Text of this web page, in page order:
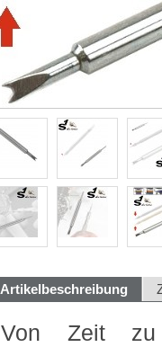
Artikelbeschreibung
Von Zeit